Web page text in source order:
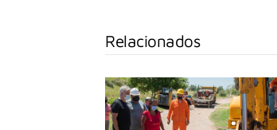
Relacionados